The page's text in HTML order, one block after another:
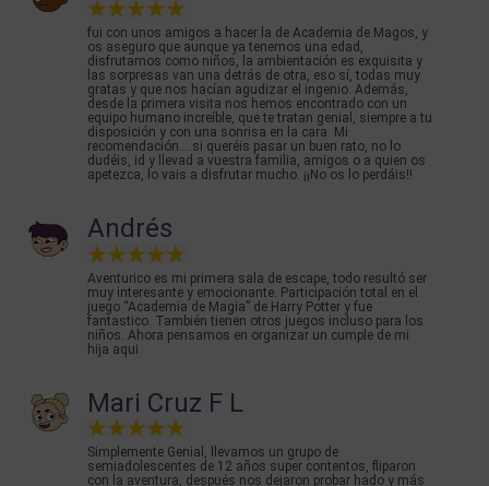
fui con unos amigos a hacer la de Academia de Magos, y
os aseguro que aunque ya tenemos una edad,
disfrutamos como niños, la ambientación es exquisita y
las sorpresas van una detrás de otra, eso sí, todas muy
gratas y que nos hacían agudizar el ingenio. Además,
desde la primera visita nos hemos encontrado con un
equipo humano increíble, que te tratan genial, siempre a tu
disposición y con una sonrisa en la cara. Mi
recomendación....si queréis pasar un buen rato, no lo
dudéis, id y llevad a vuestra familia, amigos o a quien os
apetezca, lo vais a disfrutar mucho. ¡¡No os lo perdáis!!
Andrés
Aventurico es mi primera sala de escape, todo resultó ser
muy interesante y emocionante. Participación total en el
juego “Academia de Magia” de Harry Potter y fue
fantastico. También tienen otros juegos incluso para los
niños. Ahora pensamos en organizar un cumple de mi
hija aqui.
Mari Cruz F L
Simplemente Genial, llevamos un grupo de
semiadolescentes de 12 años super contentos, fliparon
con la aventura, después nos dejaron probar hado y más